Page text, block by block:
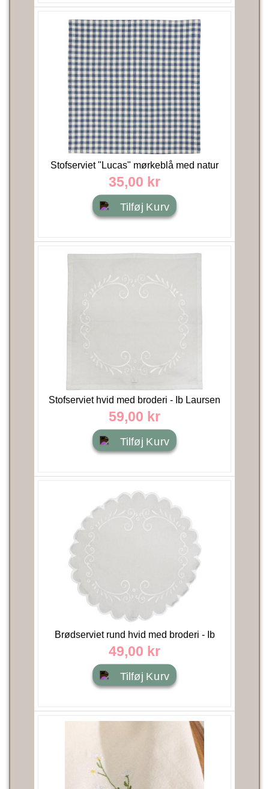
Stofserviet "Lucas" mørkeblå med natur
tern - Ib Laursen
35,00 kr
Tilføj Kurv
Stofserviet hvid med broderi - Ib Laursen
40x40
59,00 kr
Tilføj Kurv
Brødserviet rund hvid med broderi - Ib
Laursen Ø: 30
49,00 kr
Tilføj Kurv